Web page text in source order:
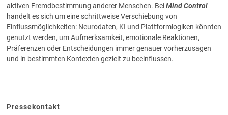
aktiven Fremdbestimmung anderer Menschen. BeiMind Control
handelt es sich um eine schrittweise Verschiebung von
Einflussmöglichkeiten: Neurodaten, KI und Plattformlogiken könnten
genutzt werden, um Aufmerksamkeit, emotionale Reaktionen,
Präferenzen oder Entscheidungen immer genauer vorherzusagen
und in bestimmten Kontexten gezielt zu beeinflussen.
Pressekontakt